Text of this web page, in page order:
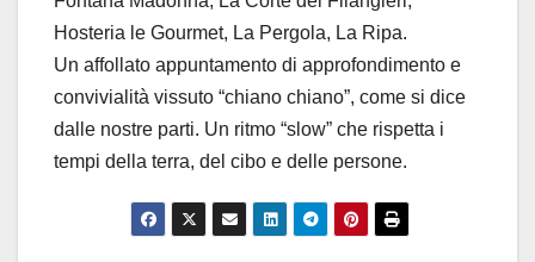
Hosteria le Gourmet, La Pergola, La Ripa.
Un affollato appuntamento di approfondimento e
convivialità vissuto “chiano chiano”, come si dice
dalle nostre parti. Un ritmo “slow” che rispetta i
tempi della terra, del cibo e delle persone.